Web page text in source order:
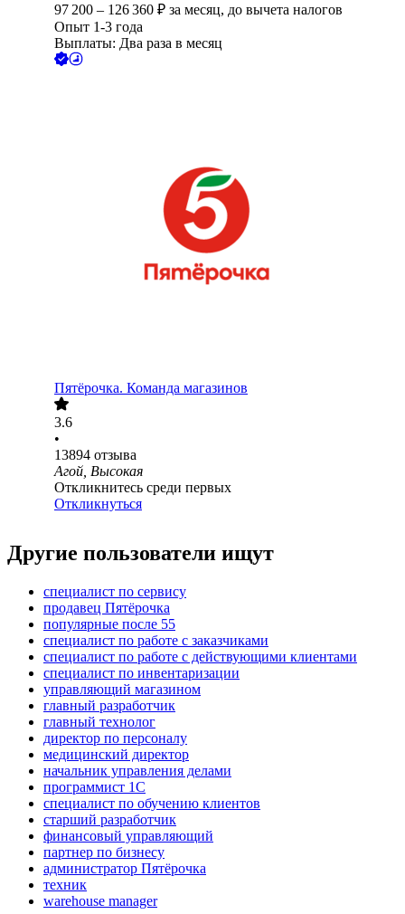
97 200 – 126 360 ₽ за месяц, до вычета налогов
Опыт 1-3 года
Выплаты: Два раза в месяц
Пятёрочка. Команда магазинов
3.6
•
13894 отзыва
Агой, Высокая
Откликнитесь среди первых
Откликнуться
Другие пользователи ищут
специалист по сервису
продавец Пятёрочка
популярные после 55
специалист по работе с заказчиками
специалист по работе с действующими клиентами
специалист по инвентаризации
управляющий магазином
главный разработчик
главный технолог
директор по персоналу
медицинский директор
начальник управления делами
программист 1C
специалист по обучению клиентов
старший разработчик
финансовый управляющий
партнер по бизнесу
администратор Пятёрочка
техник
warehouse manager